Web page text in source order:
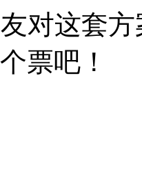
对这套
票吧！